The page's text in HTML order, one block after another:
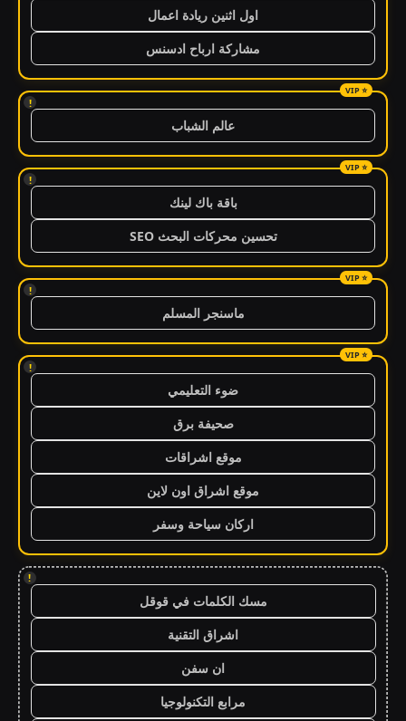
اول اثنين ريادة اعمال
مشاركة ارباح ادسنس
!
عالم الشباب
!
باقة باك لينك
تحسين محركات البحث SEO
!
ماسنجر المسلم
!
ضوء التعليمي
صحيفة برق
موقع اشراقات
موقع اشراق اون لاين
اركان سياحة وسفر
!
مسك الكلمات في قوقل
اشراق التقنية
ان سفن
مرابع التكنولوجيا